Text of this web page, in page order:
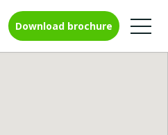
Download brochure